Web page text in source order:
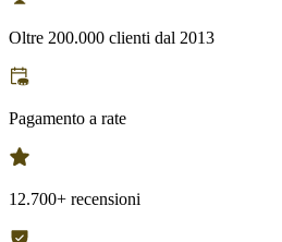
Oltre 200.000 clienti dal 2013
Pagamento a rate
12.700+ recensioni